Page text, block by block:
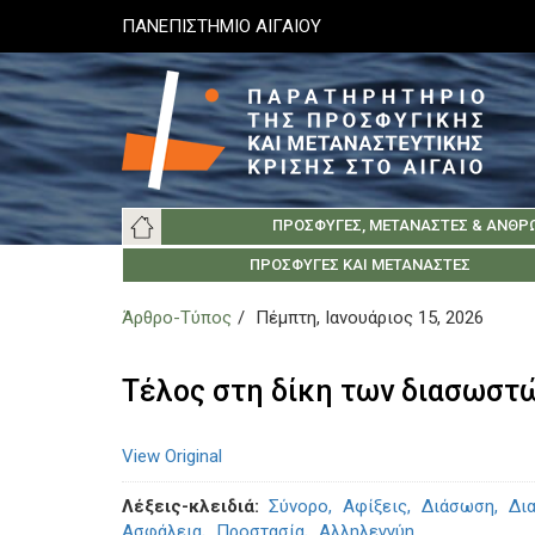
το
κυρίως
περιεχόμενο
ΠΑΝΕΠΙΣΤΗΜΙΟ ΑΙΓΑΙΟΥ
Main
navigation
ΣΧΕΤΙΚΆ
ΠΡΌΣΦΥΓΕΣ, ΜΕΤΑΝΆΣΤΕΣ &
ΠΡΌΣΦΥΓΕΣ ΚΑΙ ΜΕΤΑΝΆΣΤΕΣ
ΚΟΙΝΩΝΊΑ ΤΗΣ ΛΈΣΒΟΥ ΚΟΙΝΩΝΊΑ ΤΗΣ
ΠΑΝΕΠΙΣΤΉΜΙΟ ΑΙΓΑΊΟΥ ΕΛΛΗΝΙΚΆ
Άρθρο-Τύπος Πέμπτη, Ιανουάριος 15, 2026
Τέλος στη δίκη των
View Original
Λέξεις-κλειδιά Σύνορο Αφίξεις Διάσωση